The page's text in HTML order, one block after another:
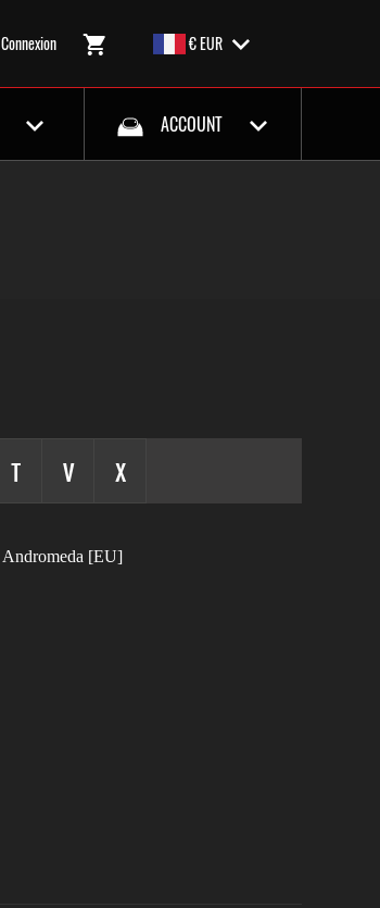
Connexion € EUR
ACCOUNT
T V X
Andromeda [EU]